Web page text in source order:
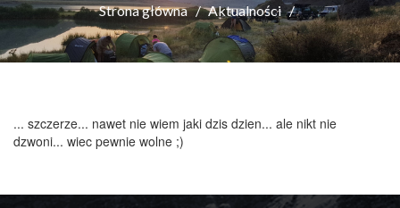
Strona główna Aktualności
... szczerze... nawet nie wiem jaki dzis dzien... ale nikt nie
dzwoni... wiec pewnie wolne ;)